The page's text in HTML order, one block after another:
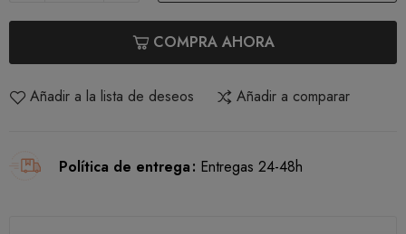
COMPRA AHORA
Añadir a la lista de deseos Añadir a comparar
Política de entrega Entregas 24-48h